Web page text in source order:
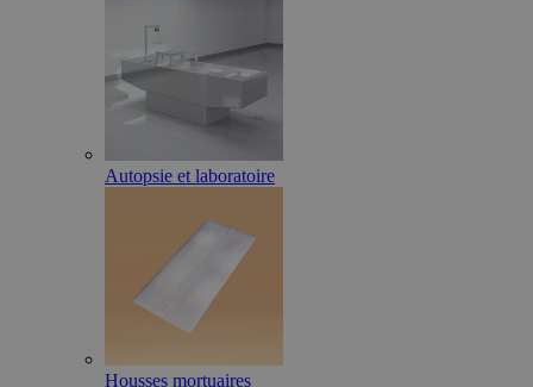
Autopsie et laboratoire
Housses mortuaires